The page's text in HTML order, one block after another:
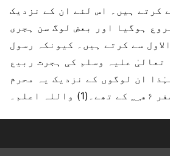
کرتے ہیں۔ اس لئے ان کے نزدیک
میں ۷ھ؁ شروع ہوگیا اور بعض لوگ سن ہجری
سے کرتے ہیں۔ کیونکہ رسول
تعالیٰ علیہ وسلم کی ہجرت ربیع
ان لوگوں کے نزدیک یہ محرم
واللہ اعلم۔